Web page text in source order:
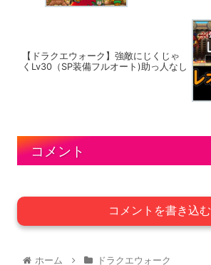
【ドラクエウォーク】強敵にじくじゃ
くLv30（SP装備フルオート)助っ人なし
コメント
コメントを書き込む
ホーム ドラクエウォーク